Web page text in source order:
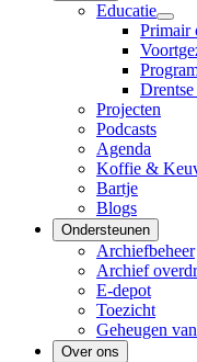
Educatie
Primair
Projecten
Podcasts
Agenda
Koffie &
Bartje
Blogs
Ondersteunen
Archiefbeheer
Archief
E-depot
Toezicht
Geheugen
Over ons